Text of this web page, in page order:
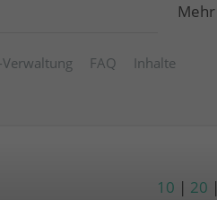
Mehr
FAQ
Inhalte
10 | 20 |